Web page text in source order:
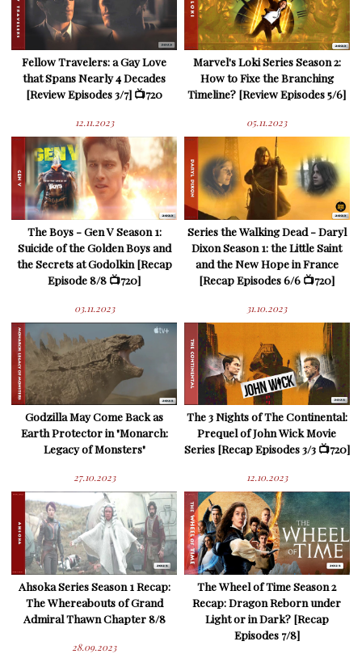
Fellow Travelers: a Gay Love
that Spans Nearly 4 Decades
[Review Episodes 3/7] 📺720
12.11.2023
Marvel's Loki Series Season 2:
How to Fixe the Branching
Timeline? [Review Episodes 5/6]
05.11.2023
The Boys - Gen V Season 1:
Suicide of the Golden Boys and
the Secrets at Godolkin [Recap
Episode 8/8 📺720]
03.11.2023
Series the Walking Dead - Daryl
Dixon Season 1: the Little Saint
and the New Hope in France
[Recap Episodes 6/6 📺720]
31.10.2023
Godzilla May Come Back as
Earth Protector in "Monarch:
Legacy of Monsters"
27.10.2023
The 3 Nights of The Continental:
Prequel of John Wick Movie
Series [Recap Episodes 3/3 📺720]
12.10.2023
Ahsoka Series Season 1 Recap:
The Whereabouts of Grand
Admiral Thawn Chapter 8/8
28.09.2023
The Wheel of Time Season 2
Recap: Dragon Reborn under
Light or in Dark? [Recap
Episodes 7/8]